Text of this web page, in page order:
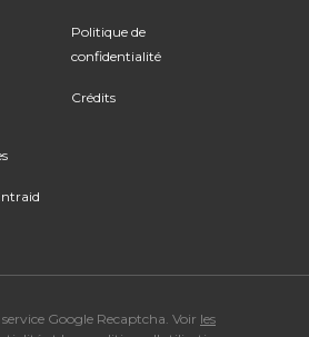
Politique de
confidentialité
Crédits
Google Recaptcha. Voir les